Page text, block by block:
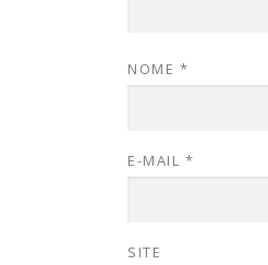
NOME *
E-MAIL *
SITE